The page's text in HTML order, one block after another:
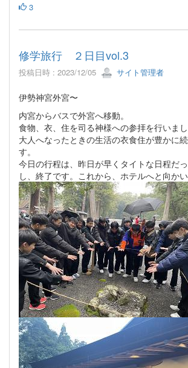
3
修学旅行 ２日目vol.3
投稿日時 : 2023/12/05 サイト管理者
伊勢神宮外宮〜
内宮からバスで外宮へ移動。
食物、衣、住を司る神様への参拝を行いま
大人へなったときの生活の衣食住が豊かに
す。
今日の行程は、昨日が早くタイトな日程だ
し、終了です。これから、ホテルへと向かい